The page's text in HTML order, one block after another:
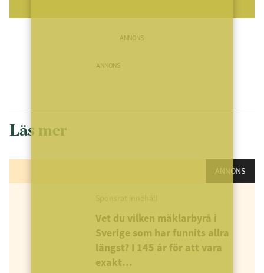
ANNONS
ANNONS
Läs mer
ANNONS
Vet du vilken mäklarbyrå i
Sverige som har funnits allra
längst? I 145 år för att vara
exakt…